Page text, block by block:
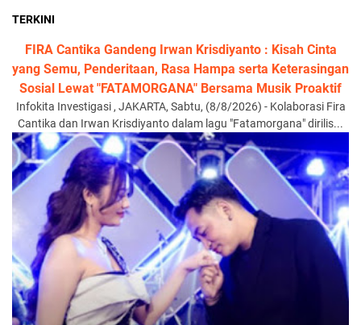
TERKINI
FIRA Cantika Gandeng Irwan Krisdiyanto : Kisah Cinta
yang Semu, Penderitaan, Rasa Hampa serta Keterasingan
Sosial Lewat "FATAMORGANA" Bersama Musik Proaktif
Infokita Investigasi , JAKARTA, Sabtu, (8/8/2026) - Kolaborasi Fira
Cantika dan Irwan Krisdiyanto dalam lagu "Fatamorgana" dirilis...